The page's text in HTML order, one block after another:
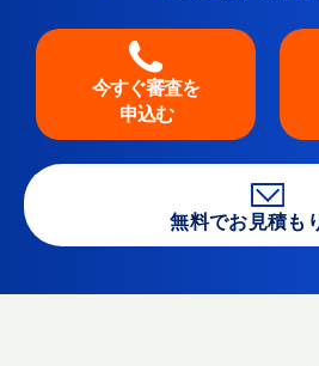
今すぐ審査を
申込む
無料でお見積も